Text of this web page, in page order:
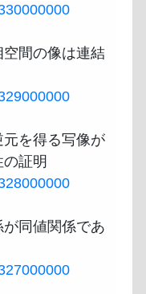
間の像は連結
を得る写像が
同値関係であ